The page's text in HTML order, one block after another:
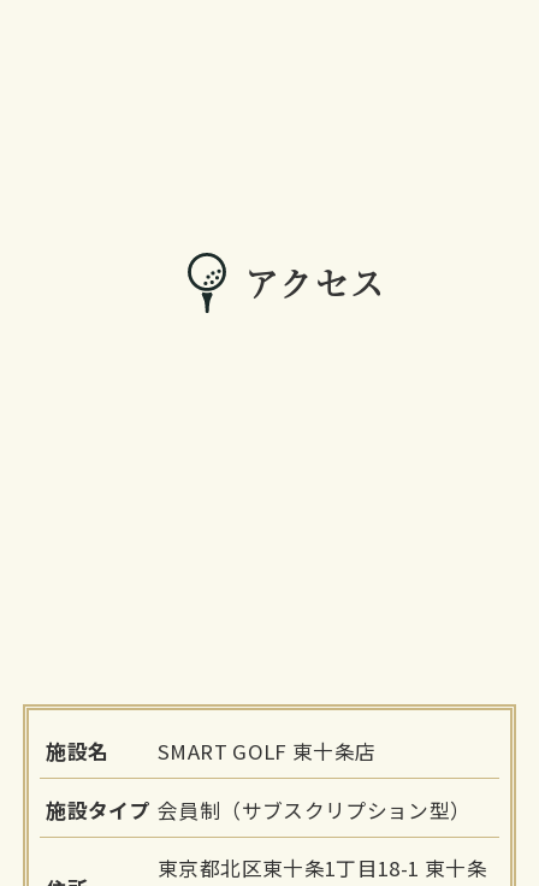
アクセス
施設名 SMART GOLF 東十条店
施設タイプ 会員制（サブスクリプション型）
東京都北区東十条1丁目18-1 東十条